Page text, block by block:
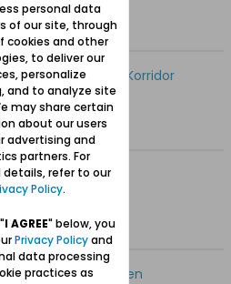
Likes
16:46
im polnischen Korridor
Likes
23:57
die alten Fotos
11:50
Ansichtskarten
personal data
of our site, through
cookies and other
to deliver our
personalize
and to analyze site
may share certain
about our users
advertising and
partners. For
refer to our
Policy.
I AGREE" below, you
Privacy Policyand
data processing
practices as